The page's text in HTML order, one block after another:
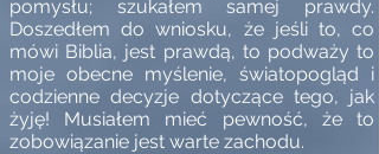
pomysłu; szukałem samej prawdy.
Doszedłem do wniosku, że jeśli to, co
mówi Biblia, jest prawdą, to podważy to
moje obecne myślenie, światopogląd i
codzienne decyzje dotyczące tego, jak
żyję! Musiałem mieć pewność, że to
zobowiązanie jest warte zachodu.